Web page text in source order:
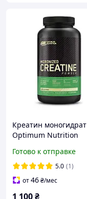
Креатин моногидрат
Optimum Nutrition
Готово к отправке
5.0 (1)
от46₴/мес
1 100₴